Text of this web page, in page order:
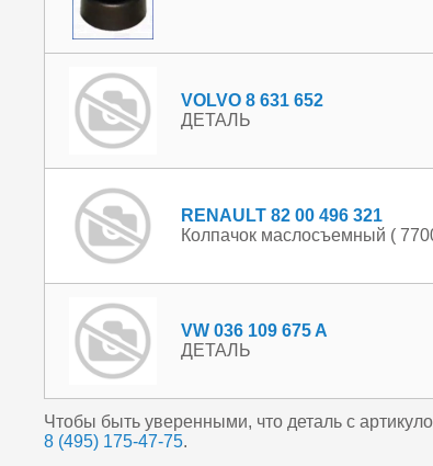
VOLVO 8 631 652
ДЕТАЛЬ
RENAULT 82 00 496 321
Колпачок маслосъемный (
VW 036 109 675 A
ДЕТАЛЬ
Чтобы быть уверенными, что деталь с
8 (495) 175-47-75.